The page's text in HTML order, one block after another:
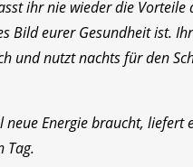
ihr nie wieder die Vorteile
Bild eurer Gesundheit ist.
und nutzt nachts für den
neue Energie braucht,
Tag.